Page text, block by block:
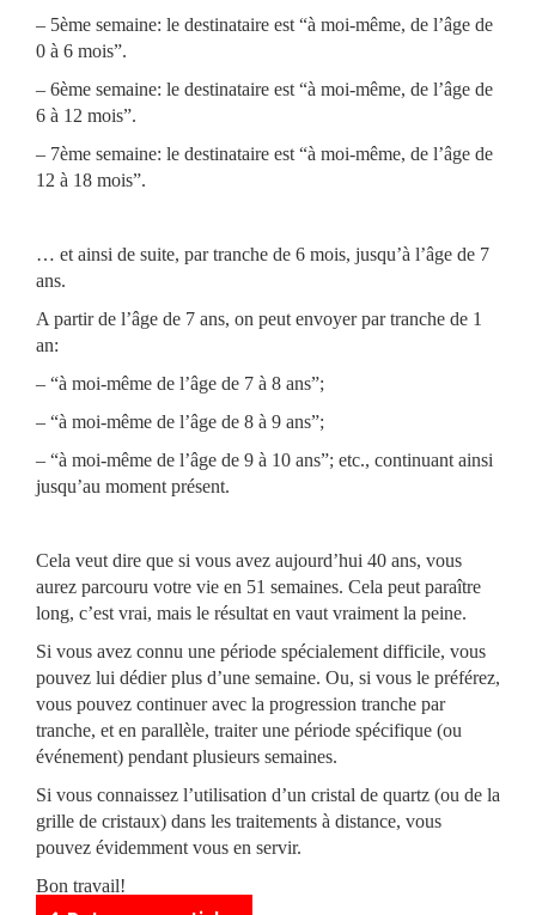
– 5ème semaine: le destinataire est “à moi-même, de l’âge de
0 à 6 mois”.
– 6ème semaine: le destinataire est “à moi-même, de l’âge de
6 à 12 mois”.
– 7ème semaine: le destinataire est “à moi-même, de l’âge de
12 à 18 mois”.
… et ainsi de suite, par tranche de 6 mois, jusqu’à l’âge de 7
ans.
A partir de l’âge de 7 ans, on peut envoyer par tranche de 1
an:
– “à moi-même de l’âge de 7 à 8 ans”;
– “à moi-même de l’âge de 8 à 9 ans”;
– “à moi-même de l’âge de 9 à 10 ans”; etc., continuant ainsi
jusqu’au moment présent.
Cela veut dire que si vous avez aujourd’hui 40 ans, vous
aurez parcouru votre vie en 51 semaines. Cela peut paraître
long, c’est vrai, mais le résultat en vaut vraiment la peine.
Si vous avez connu une période spécialement difficile, vous
pouvez lui dédier plus d’une semaine. Ou, si vous le préférez,
vous pouvez continuer avec la progression tranche par
tranche, et en parallèle, traiter une période spécifique (ou
événement) pendant plusieurs semaines.
Si vous connaissez l’utilisation d’un cristal de quartz (ou de la
grille de cristaux) dans les traitements à distance, vous
pouvez évidemment vous en servir.
Bon travail!